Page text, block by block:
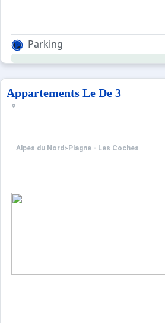
Parking
Appartements Le De 3
Alpes du Nord > Plagne - Les Coches